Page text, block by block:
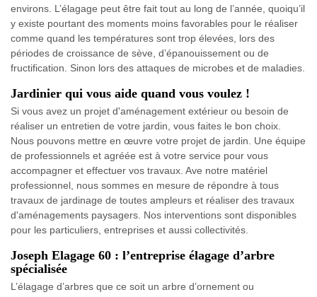
environs. L’élagage peut être fait tout au long de l’année, quoiqu’il
y existe pourtant des moments moins favorables pour le réaliser
comme quand les températures sont trop élevées, lors des
périodes de croissance de sève, d’épanouissement ou de
fructification. Sinon lors des attaques de microbes et de maladies.
Jardinier qui vous aide quand vous voulez !
Si vous avez un projet d'aménagement extérieur ou besoin de
réaliser un entretien de votre jardin, vous faites le bon choix.
Nous pouvons mettre en œuvre votre projet de jardin. Une équipe
de professionnels et agréée est à votre service pour vous
accompagner et effectuer vos travaux. Ave notre matériel
professionnel, nous sommes en mesure de répondre à tous
travaux de jardinage de toutes ampleurs et réaliser des travaux
d'aménagements paysagers. Nos interventions sont disponibles
pour les particuliers, entreprises et aussi collectivités.
Joseph Elagage 60 : l’entreprise élagage d’arbre
spécialisée
L’élagage d’arbres que ce soit un arbre d’ornement ou